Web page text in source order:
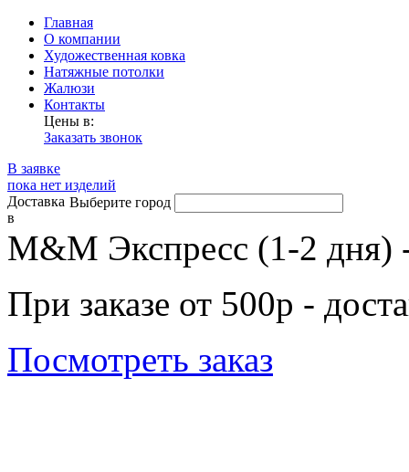
Главная
О компании
Художественная ковка
Натяжные потолки
Жалюзи
Контакты
Цены в:
Заказать звонок
В заявке
пока нет изделий
Доставка
в
Выберите город
М&М Экспресс (1-2 дня)
При заказе от 500р -
Посмотреть заказ